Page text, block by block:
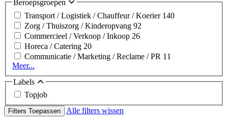
Beroepsgroepen
Transport / Logistiek / Chauffeur / Koerier 140
Zorg / Thuiszorg / Kinderopvang 92
Commercieel / Verkoop / Inkoop 26
Horeca / Catering 20
Communicatie / Marketing / Reclame / PR 11
Meer...
Labels
Topjob
Filters Toepassen Alle filters wissen